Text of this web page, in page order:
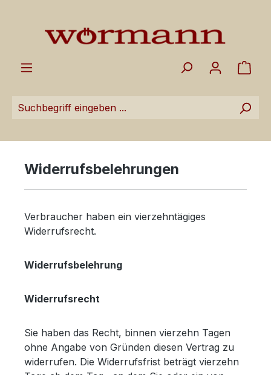
Widerrufsbelehrungen
Verbraucher haben ein vierzehntägiges
Widerrufsrecht.
Widerrufsbelehrung
Widerrufsrecht
Sie haben das Recht, binnen vierzehn Tagen
ohne Angabe von Gründen diesen Vertrag zu
widerrufen. Die Widerrufsfrist beträgt vierzehn